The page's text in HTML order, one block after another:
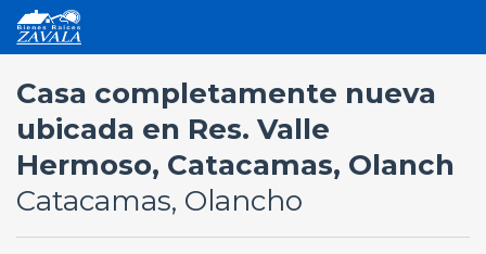
Casa completamente nueva
ubicada en Res. Valle
Hermoso, Catacamas, Olanch
Catacamas, Olancho